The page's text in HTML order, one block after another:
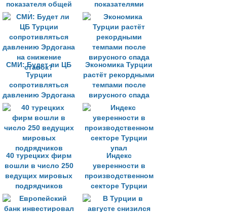
показателя общей
инфляции к
базовой
показателями
страны во время
пандемии
СМИ: Будет ли ЦБ
Турции
сопротивляться
давлению Эрдогана
на снижение
ставок?
Экономика Турции
растёт рекордными
темпами после
вирусного спада
40 турецких фирм
вошли в число 250
ведущих мировых
подрядчиков
Индекс
уверенности в
производственном
секторе Турции
упал